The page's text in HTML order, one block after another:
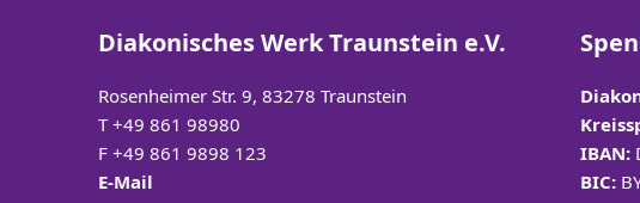
Diakonisches Werk Traunstein e.V.
Rosenheimer Str. 9, 83278 Traunstein
T+49 861 98980
F +49 861 9898 123
E-Mail
IBAN:
BIC: